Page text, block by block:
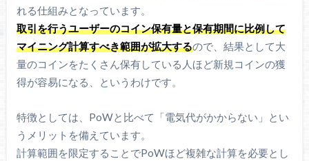
れる仕組みとなっています。
取引を行うユーザーのコイン保有量と保有期間に比例して
マイニング計算すべき範囲が拡大するので、結果として大
量のコインをたくさん保有している人ほど新規コインの獲
得が容易になる、というわけです。
特徴としては、PoWと比べて「電気代がかからない」とい
うメリットを備えています。
計算範囲を限定することでPoWほど複雑な計算を必要とし